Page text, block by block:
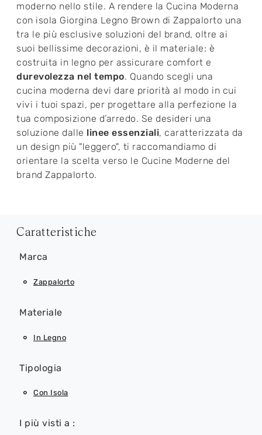
moderno nello stile. A rendere la Cucina Moderna
con isola Giorgina Legno Brown di Zappalorto una
tra le più esclusive soluzioni del brand, oltre ai
suoi bellissime decorazioni, è il materiale: è
costruita in legno per assicurare comfort e
durevolezza nel tempo. Quando scegli una
cucina moderna devi dare priorità al modo in cui
vivi i tuoi spazi, per progettare alla perfezione la
tua composizione d’arredo. Se desideri una
soluzione dalle linee essenziali, caratterizzata da
un design più "leggero", ti raccomandiamo di
orientare la scelta verso le Cucine Moderne del
brand Zappalorto.
Caratteristiche
Marca
Zappalorto
Materiale
In Legno
Tipologia
Con Isola
I più visti a :